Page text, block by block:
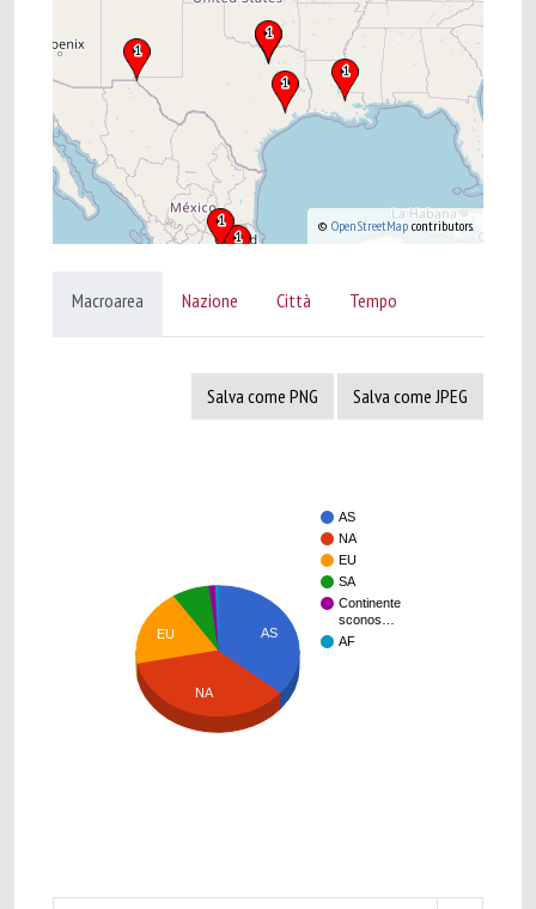
© OpenStreetMap contributors.
Macroarea Nazione Città Tempo
Salva come PNG Salva come JPEG
AS
NA
EU
SA
Continente
sconos…
AF
AS
EU
NA